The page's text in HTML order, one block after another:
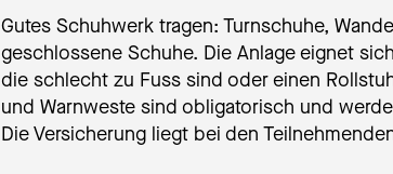
Gutes Schuhwerk tragen: Turnschuhe,
geschlossene Schuhe. Die Anlage eignet
die schlecht zu Fuss sind oder einen
und Warnweste sind obligatorisch und
Die Versicherung liegt bei den